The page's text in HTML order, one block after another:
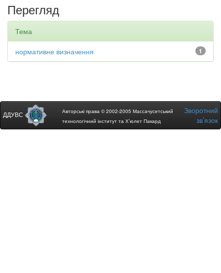
Перегляд
Тема
1
нормативне визначення
ДДУВС
Авторські права © 2002-2005 Массачусетський
технологічний інститут та Х’юлет Пакард
Зворотний
зв’язок